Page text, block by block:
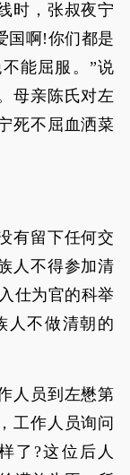
时，张叔夜宁
国啊!你们都是
能屈服。”说
母亲陈氏对左
死不屈血洒菜
有留下任何交
人不得参加清
仕为官的科举
人不做清朝的
人员到左懋第
工作人员询问
了?这位后人